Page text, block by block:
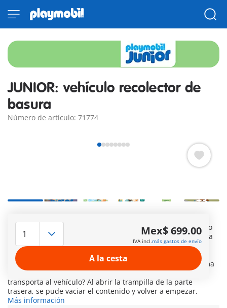
JUNIOR: vehículo recolector de
basura
Número de artículo: 71774
+3
basura se acerca y, un segundo después, la lata está dentro
de su barriga. Con este divertido producto, la calle se limpia
de basura y, al mismo tiempo, tu hijo o hija aprende sobre
reciclaje. El vehículo recolector de basura barre la calle y la
deja impecable. ¿Quién será el primero en pasar por encima
de un trozo de basura y ver cómo la pala giratoria lo
transporta al vehículo? Al abrir la trampilla de la parte
trasera, se pude vaciar el contenido y volver a empezar.
Más información
Mex$ 699.00
IVA incl.más gastos de envío
A la cesta